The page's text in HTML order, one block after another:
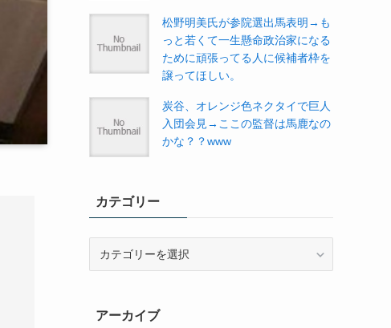
松野明美氏が参院選出馬表明→も
っと若くて一生懸命政治家になる
ために頑張ってる人に候補者枠を
譲ってほしい。
炭谷、オレンジ色ネクタイで巨人
入団会見→ここの監督は馬鹿なの
かな？？www
カテゴリー
ーアーカイブ